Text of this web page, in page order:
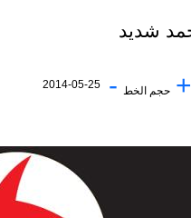
+ حجم الخط -
2014-05-25